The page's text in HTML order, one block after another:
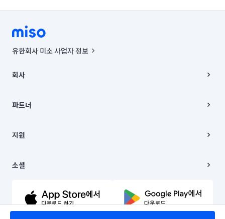
유한회사 미소 사업자 정보
00019 |
주소 | 본사: 서울특별시 종로구 율곡로 6(중학동, 트윈트리빌딩) B동 5층
컨택센터 : 서울특별시 종로구 수송동 율곡로 24, 7층, 8층 미소
상품, 상품정보, 거래에 관한 의무와 책임은 거래당사자에게 있습니다.
언론 보도 관련 문의:
© 유한회사 미소. Miso, Inc. All Rights Reserved.
회사
채용
파트너
이사
지원
이용약관
문의하기
소셜
유튜브